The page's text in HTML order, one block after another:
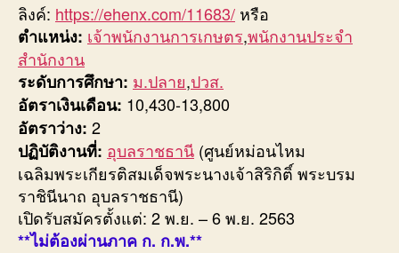
ลิงค์: https://ehenx.com/11683/ หรือ
ตำแหน่ง: เจ้าพนักงานการเกษตร,พนักงานประจำ
สำนักงาน
ระดับการศึกษา: ม.ปลาย,ปวส.
อัตราเงินเดือน: 10,430-13,800
อัตราว่าง: 2
ปฏิบัติงานที่: อุบลราชธานี (ศูนย์หม่อนไหม
เฉลิมพระเกียรติสมเด็จพระนางเจ้าสิริกิติ์ พระบรม
ราชินีนาถ อุบลราชธานี)
เปิดรับสมัครตั้งแต่: 2 พ.ย. – 6 พ.ย. 2563
**ไม่ต้องผ่านภาค ก. ก.พ.**